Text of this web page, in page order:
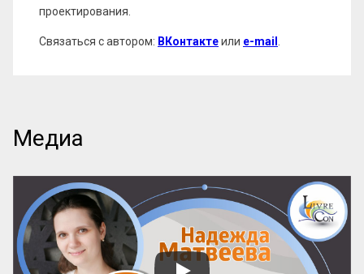
проектирования.
Связаться с автором: ВКонтактеили e-mail
Медиа